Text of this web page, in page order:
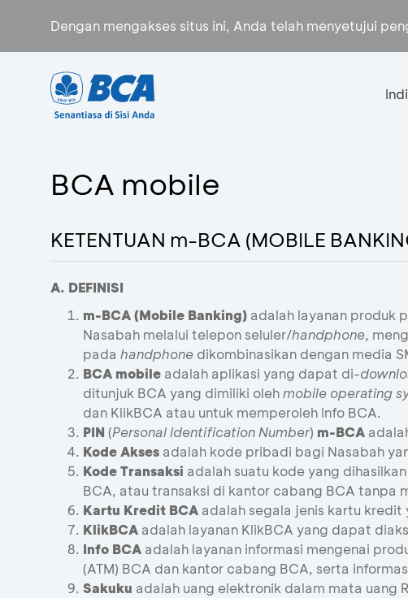
Dengan mengakses situs ini, Anda telah menyetujui
BCA mobile
KETENTUAN m-BCA (MOBILE
A. DEFINISI
m-BCA (Mobile Banking) adalah layanan produk
Nasabah melalui telepon seluler/handphone,
pada handphone dikombinasikan dengan media
BCA mobile adalah aplikasi yang dapat di-
ditunjuk BCA yang dimiliki olehmobile operating
dan KlikBCA atau untuk memperoleh Info BCA.
PIN (Personal Identification Number) m-BCA
Kode Akses adalah kode pribadi bagi Nasabah
Kode Transaksi adalah suatu kode yang
BCA, atau transaksi di kantor cabang BCA tanpa
Kartu Kredit BCA adalah segala jenis kartu
KlikBCA adalah layanan KlikBCA yang dapat
Info BCA adalah layanan informasi mengenai
(ATM) BCA dan kantor cabang BCA, serta
Sakuku adalah uang elektronik dalam mata uang